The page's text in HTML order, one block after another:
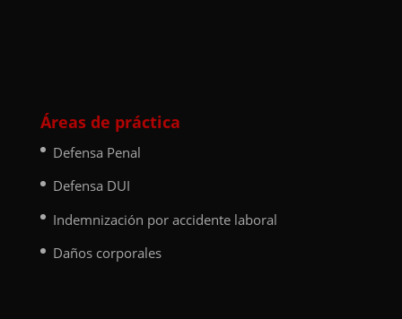
Áreas de práctica
Defensa Penal
Defensa DUI
Indemnización por accidente laboral
Daños corporales